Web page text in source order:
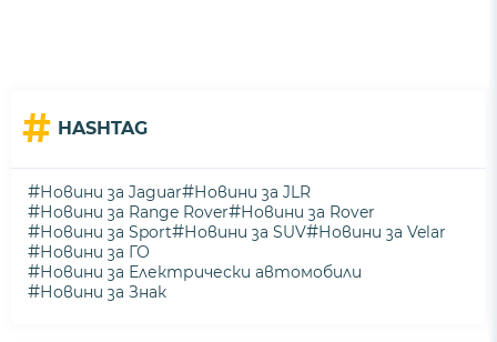
# HASHTAG
#Новини за Jaguar#Новини за JLR
#Новини за Range Rover#Новини за Rover
#Новини за Sport#Новини за SUV#Новини за Velar
#Новини за ГО
#Новини за Електрически автомобили
#Новини за Знак